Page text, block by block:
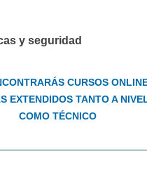
y seguridad
CURSOS
EXTENDIDOS TANTO A
COMO TÉCNICO